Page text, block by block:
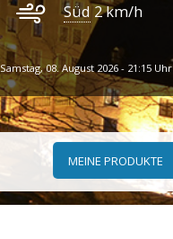
Süd 2km/h
Samstag, 08. August 2026 - 21:15 Uhr
MEINE PRODUKTE